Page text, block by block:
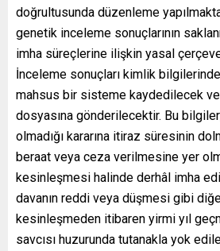
doğrultusunda düzenleme
genetik inceleme sonuçlarının
imha süreçlerine ilişkin yasal
İnceleme sonuçları kimlik
mahsus bir sisteme kaydedilecek
dosyasına gönderilecektir. Bu
olmadığı kararına itiraz süresinin
beraat veya ceza verilmesine yer
kesinleşmesi halinde derhâl imha
davanın reddi veya düşmesi gibi
kesinleşmeden itibaren yirmi yıl
savcısı huzurunda tutanakla yok